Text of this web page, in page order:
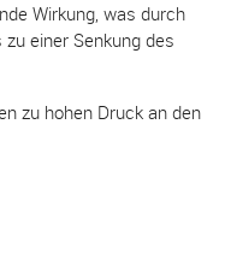
Wirkung, was durch
einer Senkung des
zu hohen Druck an den